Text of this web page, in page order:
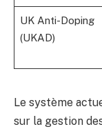
UK Anti-Doping
(UKAD)
Le système
sur la gestion